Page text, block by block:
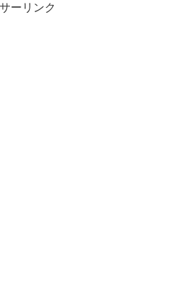
ーリンク